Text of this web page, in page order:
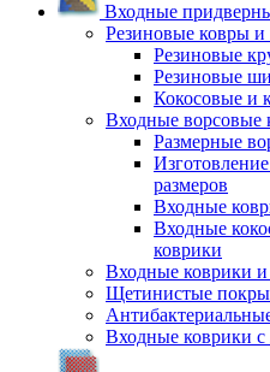
Входные
Резиновые ковры и
Резиновые
Резиновые
Кокосовые и
Входные ворсовые
Размерные
размеров
Входные
Входные
коврики
Входные коврики
Щетинистые
Входные коврики с